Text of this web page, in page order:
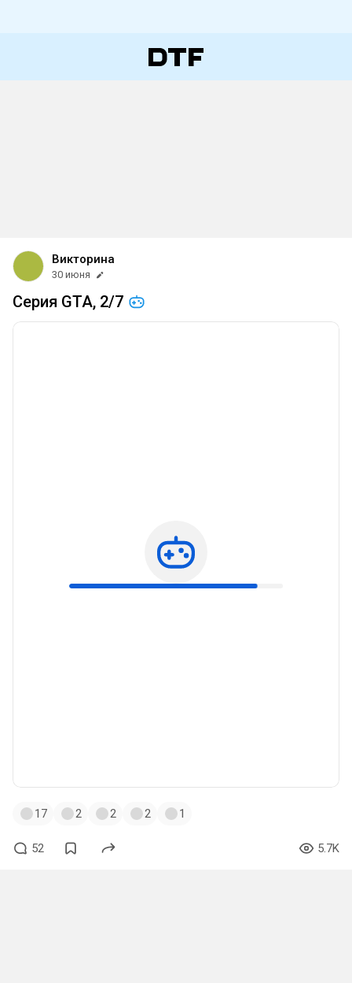
Викторина
30 июня
Серия GTA, 2/7
17 2 2 2 1
52 5.7K